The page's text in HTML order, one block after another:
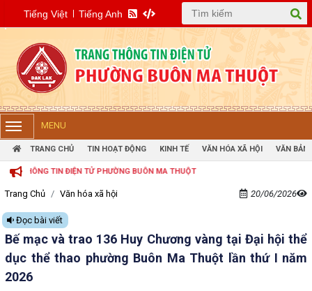
Tiếng Việt Tiếng Anh
MENU
TRANG CHỦ TIN HOẠT ĐỘNG KINH TẾ VĂN HÓA XÃ HỘI VĂN BẢN
TỬ PHƯỜNG BUÔN MA THUỘT
Trang Chủ Văn hóa xã hội 20/06/2026
Đọc bài viết
Bế mạc và trao 136 Huy Chương vàng tại Đại hội thể
dục thể thao phường Buôn Ma Thuột lần thứ I năm
2026